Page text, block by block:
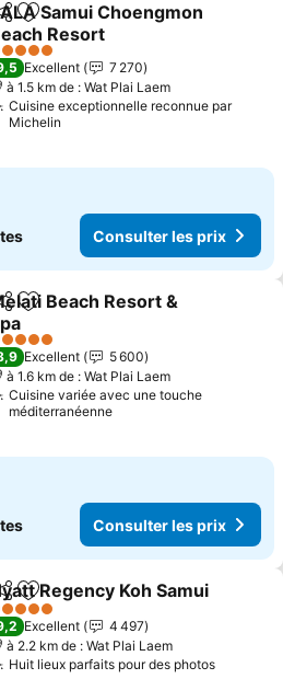
Ajouter à mes favoris
Samui Choengmon
Resort
les prix
Excellent
7 270
à 1.5 km de : Wat Plai Laem
Cuisine exceptionnelle reconnue par
Michelin
Consulter les prix
Ajouter à mes favoris
Beach Resort &
les prix
Excellent
5 600
à 1.6 km de : Wat Plai Laem
Cuisine variée avec une touche
méditerranéenne
Consulter les prix
Ajouter à mes favoris
Regency Koh Samui
Excellent
4 497
à 2.2 km de : Wat Plai Laem
Huit lieux parfaits pour des photos